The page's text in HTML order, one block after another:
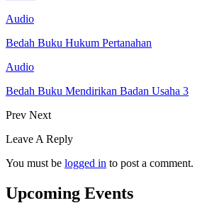
Audio
Bedah Buku Hukum Pertanahan
Audio
Bedah Buku Mendirikan Badan Usaha 3
Prev Next
Leave A Reply
You must be logged in to post a comment.
Upcoming Events